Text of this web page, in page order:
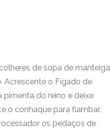
de sopa de manteiga
Acrescente o Fígado de
pimenta do reino e deixe
o conhaque para flambar.
os pedaços de